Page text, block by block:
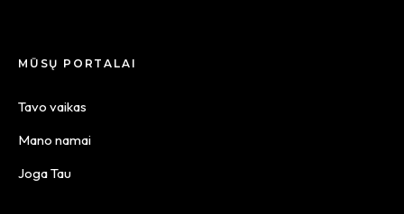
MŪSŲ PORTALAI
Tavo vaikas
Mano namai
Joga Tau